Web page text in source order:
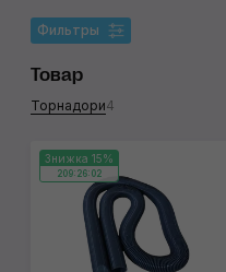
Фильтры
Товар
Торнадори4
Знижка 15%
209:26:02